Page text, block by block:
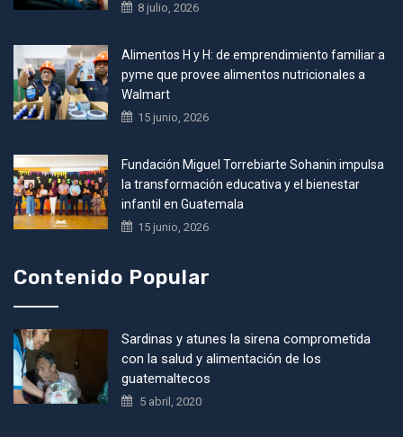
8 julio, 2026
Alimentos H y H: de emprendimiento familiar a
pyme que provee alimentos nutricionales a
Walmart
15 junio, 2026
Fundación Miguel Torrebiarte Sohanin impulsa
la transformación educativa y el bienestar
infantil en Guatemala
15 junio, 2026
Contenido Popular
Sardinas y atunes la sirena comprometida
con la salud y alimentación de los
guatemaltecos
5 abril, 2020